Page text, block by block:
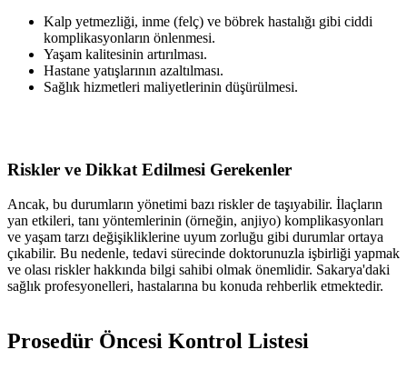
Kalp yetmezliği, inme (felç) ve böbrek hastalığı gibi ciddi
komplikasyonların önlenmesi.
Yaşam kalitesinin artırılması.
Hastane yatışlarının azaltılması.
Sağlık hizmetleri maliyetlerinin düşürülmesi.
Riskler ve Dikkat Edilmesi Gerekenler
Ancak, bu durumların yönetimi bazı riskler de taşıyabilir. İlaçların
yan etkileri, tanı yöntemlerinin (örneğin, anjiyo) komplikasyonları
ve yaşam tarzı değişikliklerine uyum zorluğu gibi durumlar ortaya
çıkabilir. Bu nedenle, tedavi sürecinde doktorunuzla işbirliği yapmak
ve olası riskler hakkında bilgi sahibi olmak önemlidir. Sakarya'daki
sağlık profesyonelleri, hastalarına bu konuda rehberlik etmektedir.
Prosedür Öncesi Kontrol Listesi